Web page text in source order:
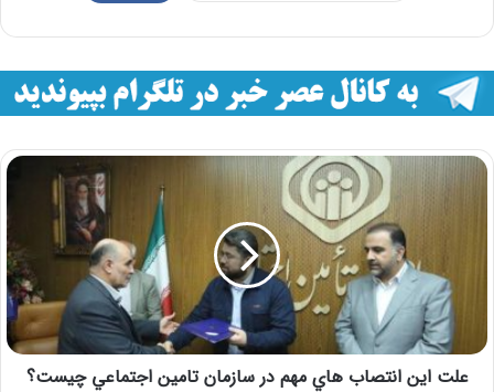
علت اين انتصاب هاي مهم در سازمان تامين اجتماعي چيست؟